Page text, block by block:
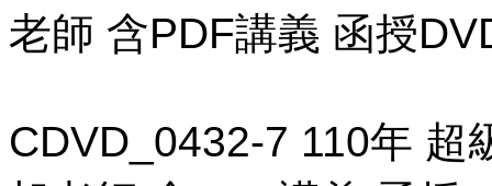
老師 含PDF講義 函授
CDVD_0432-7 110年 超